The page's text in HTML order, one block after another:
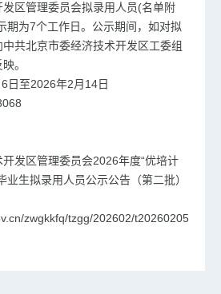
区管理委员会拟录用人员(名单附
期为7个工作日。公示期间，如对拟
共北京市委经济技术开发区工委组
。
日至2026年2月14日
发区管理委员会2026年度“优培计
业生拟录用人员公示公告（第二批）
zwgkkfq/tzgg/202602/t20260205